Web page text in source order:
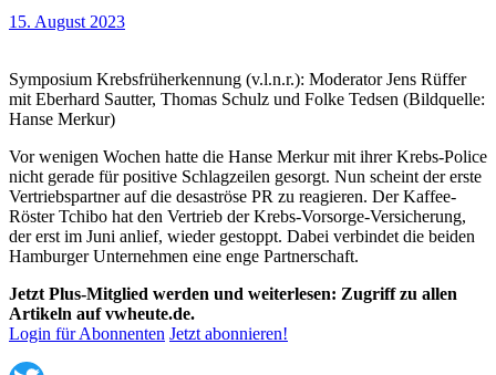
15. August 2023
Symposium Krebsfrüherkennung (v.l.n.r.): Moderator Jens Rüffer
mit Eberhard Sautter, Thomas Schulz und Folke Tedsen (Bildquelle:
Hanse Merkur)
Vor wenigen Wochen hatte die Hanse Merkur mit ihrer Krebs-Police
nicht gerade für positive Schlagzeilen gesorgt. Nun scheint der erste
Vertriebspartner auf die desaströse PR zu reagieren. Der Kaffee-
Röster Tchibo hat den Vertrieb der Krebs-Vorsorge-Versicherung,
der erst im Juni anlief, wieder gestoppt. Dabei verbindet die beiden
Hamburger Unternehmen eine enge Partnerschaft.
Jetzt Plus-Mitglied werden und weiterlesen: Zugriff zu allen
Artikeln auf vwheute.de.
Login für Abonnenten Jetzt abonnieren!